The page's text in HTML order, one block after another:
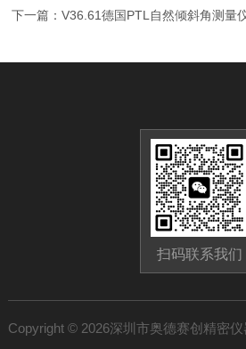
下一篇：V36.61德国PTL自然倾斜角测量
扫码联系我们
Copyright © 2026深圳市奥德赛创精密